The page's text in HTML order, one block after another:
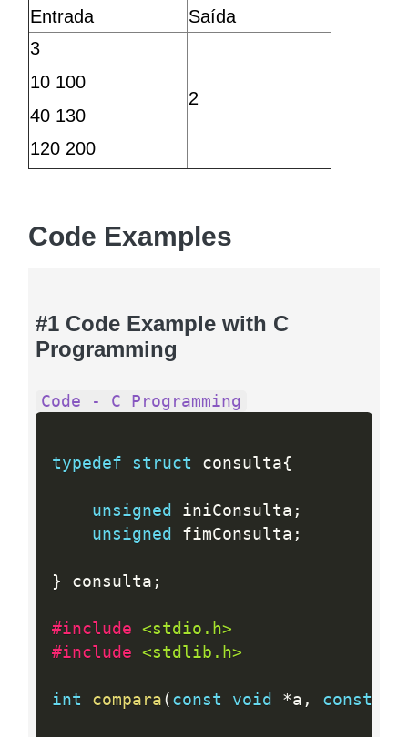
Entrada
Saída
3
10 100
40 130
120 200
2
Code Examples
#1 Code Example with C
Programming
Code - C Programming
typedef struct consulta{
unsigned iniConsulta ;
unsigned
fimConsulta ;
} consulta ;
#include <stdio.h>
#include <stdlib.h>
int compara ( const void *a , const